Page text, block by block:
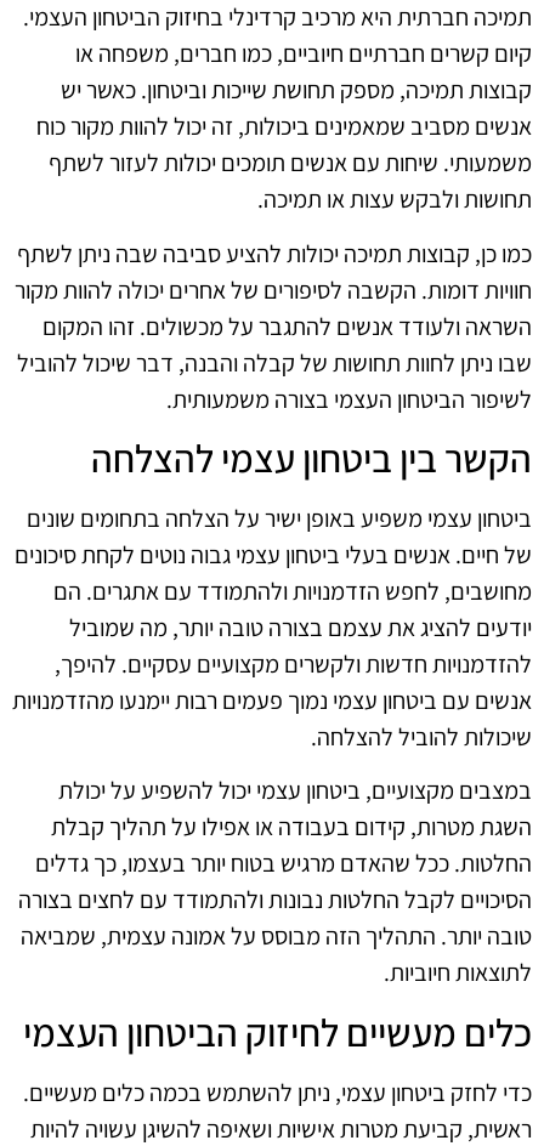
תמיכה חברתית היא מרכיב קרדינלי בחיזוק הביטחון העצמי.
קיום קשרים חברתיים חיוביים, כמו חברים, משפחה או
קבוצות תמיכה, מספק תחושת שייכות וביטחון. כאשר יש
אנשים מסביב שמאמינים ביכולות, זה יכול להוות מקור כוח
משמעותי. שיחות עם אנשים תומכים יכולות לעזור לשתף
תחושות ולבקש עצות או תמיכה.
כמו כן, קבוצות תמיכה יכולות להציע סביבה שבה ניתן לשתף
חוויות דומות. הקשבה לסיפורים של אחרים יכולה להוות מקור
השראה ולעודד אנשים להתגבר על מכשולים. זהו המקום
שבו ניתן לחוות תחושות של קבלה והבנה, דבר שיכול להוביל
לשיפור הביטחון העצמי בצורה משמעותית.
הקשר בין ביטחון עצמי להצלחה
ביטחון עצמי משפיע באופן ישיר על הצלחה בתחומים שונים
של חיים. אנשים בעלי ביטחון עצמי גבוה נוטים לקחת סיכונים
מחושבים, לחפש הזדמנויות ולהתמודד עם אתגרים. הם
יודעים להציג את עצמם בצורה טובה יותר, מה שמוביל
להזדמנויות חדשות ולקשרים מקצועיים עסקיים. להיפך,
אנשים עם ביטחון עצמי נמוך פעמים רבות יימנעו מהזדמנויות
שיכולות להוביל להצלחה.
במצבים מקצועיים, ביטחון עצמי יכול להשפיע על יכולת
השגת מטרות, קידום בעבודה או אפילו על תהליך קבלת
החלטות. ככל שהאדם מרגיש בטוח יותר בעצמו, כך גדלים
הסיכויים לקבל החלטות נבונות ולהתמודד עם לחצים בצורה
טובה יותר. התהליך הזה מבוסס על אמונה עצמית, שמביאה
לתוצאות חיוביות.
כלים מעשיים לחיזוק הביטחון העצמי
כדי לחזק ביטחון עצמי, ניתן להשתמש בכמה כלים מעשיים.
ראשית, קביעת מטרות אישיות ושאיפה להשיגן עשויה להיות